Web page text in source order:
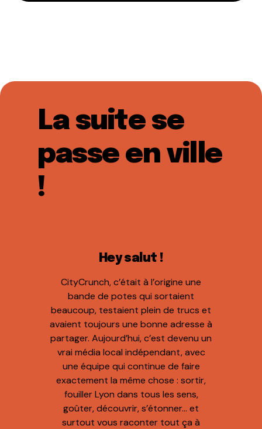
La suite se
passe en ville
!
Hey salut !
CityCrunch, c’était à l’origine une
bande de potes qui sortaient
beaucoup, testaient plein de trucs et
avaient toujours une bonne adresse à
partager. Aujourd’hui, c’est devenu un
vrai média local indépendant, avec
une équipe qui continue de faire
exactement la même chose : sortir,
fouiller Lyon dans tous les sens,
goûter, découvrir, s’étonner… et
surtout vous raconter tout ça à